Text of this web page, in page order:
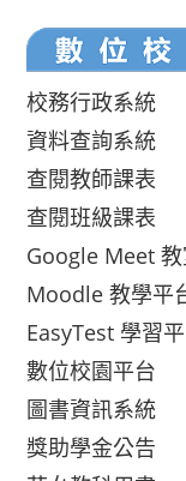
校務行政系統
資料查詢系統
查閱教師課表
查閱班級課表
Google Meet
Moodle 教學平
EasyTest 學習
數位校園平台
圖書資訊系統
獎助學金公告